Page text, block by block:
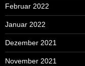
Februar 2022
Januar 2022
Dezember 2021
November 2021